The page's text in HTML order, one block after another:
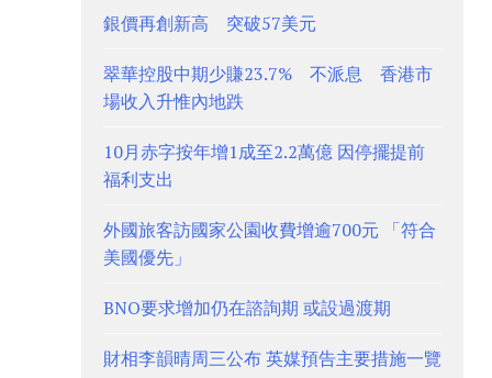
銀價再創新高 突破57美元
翠華控股中期少賺23.7% 不派息 香港市
場收入升惟內地跌
10月赤字按年增1成至2.2萬億 因停擺提前
福利支出
外國旅客訪國家公園收費增逾700元 「符合
美國優先」
BNO要求增加仍在諮詢期 或設過渡期
財相李韻晴周三公布 英媒預告主要措施一覽